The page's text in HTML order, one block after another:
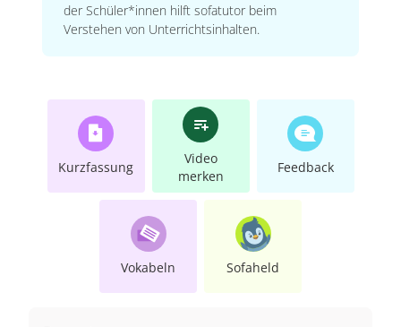
der Schüler*innen hilft sofatutor beim
Verstehen von Unterrichtsinhalten.
Kurzfassung
Video
merken
Feedback
Vokabeln Sofaheld